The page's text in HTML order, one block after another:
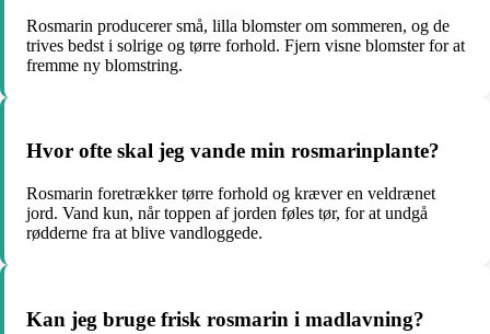
Rosmarin producerer små, lilla blomster om sommeren, og de
trives bedst i solrige og tørre forhold. Fjern visne blomster for at
fremme ny blomstring.
Hvor ofte skal jeg vande min rosmarinplante?
Rosmarin foretrækker tørre forhold og kræver en veldrænet
jord. Vand kun, når toppen af jorden føles tør, for at undgå
rødderne fra at blive vandloggede.
Kan jeg bruge frisk rosmarin i madlavning?